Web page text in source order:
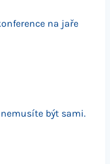
na jaře
být sami.